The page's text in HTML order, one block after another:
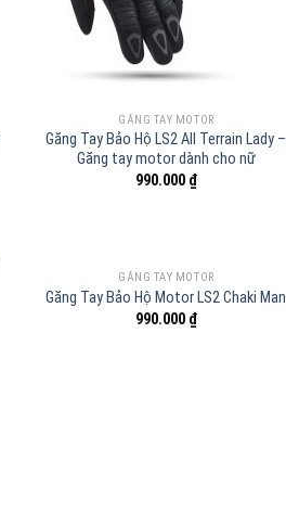
GĂNG TAY MOTOR
Găng Tay Bảo Hộ LS2 All Terrain Lady –
Găng tay motor dành cho nữ
990.000 ₫
GĂNG TAY MOTOR
Găng Tay Bảo Hộ Motor LS2 Chaki Man
990.000 ₫